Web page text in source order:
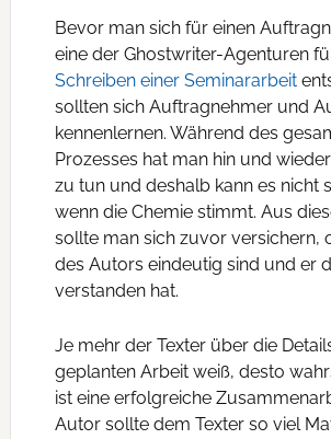
Bevor man sich für einen
eine der Ghostwriter-Agenturen
Schreiben einer Seminararbeit
sollten sich Auftragnehmer und
kennenlernen. Während des
Prozesses hat man hin und
zu tun und deshalb kann es nicht
wenn die Chemie stimmt. Aus
sollte man sich zuvor versichern,
des Autors eindeutig sind und er
verstanden hat.
Je mehr der Texter über die
geplanten Arbeit weiß, desto
ist eine erfolgreiche
Autor sollte dem Texter so viel